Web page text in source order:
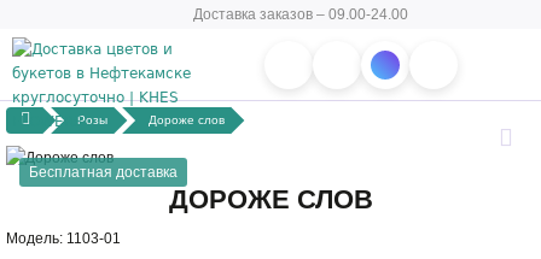
Доставка заказов – 09.00-24.00
Розы Дороже слов
Бесплатная доставка
ДОРОЖЕ СЛОВ
Модель: 1103-01